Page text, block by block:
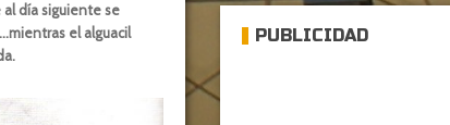
al día siguiente se
el alguacil
PUBLICIDAD